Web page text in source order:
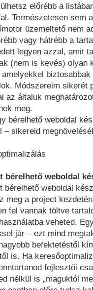
előrébb a
Természetesen sem
üzemeltető nem
vagy hátrébb a
legyen azzal, amit
(nem is kevés) olyan
Módszereim sikerét
az általuk
meg.
bérelhető weboldal
– sikereid
bérelhető weboldal
bérelhető weboldal
meg a project
fel vannak töltve
veheted.
jár – ezt mind
befektetéstől
is. Ha
fejlesztői
nélkül is „maguktól